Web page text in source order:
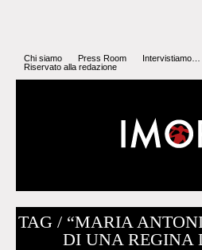
Chi siamo Press Room Intervistiamo…
Riservato alla redazione
TAG / “MARIA
DI UNA REGINA